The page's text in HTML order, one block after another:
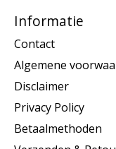
Informatie
Contact
Algemene
Disclaimer
Privacy Policy
Betaalmethoden